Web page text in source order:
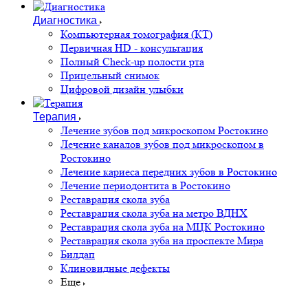
Диагностика
Компьютерная томография (КТ)
Первичная HD - консультация
Полный Check-up полости рта
Прицельный снимок
Цифровой дизайн улыбки
Терапия
Лечение зубов под микроскопом Ростокино
Лечение каналов зубов под микроскопом в
Ростокино
Лечение кариеса передних зубов в Ростокино
Лечение периодонтита в Ростокино
Реставрация скола зуба
Реставрация скола зуба на метро ВДНХ
Реставрация скола зуба на МЦК Ростокино
Реставрация скола зуба на проспекте Мира
Билдап
Клиновидные дефекты
Еще